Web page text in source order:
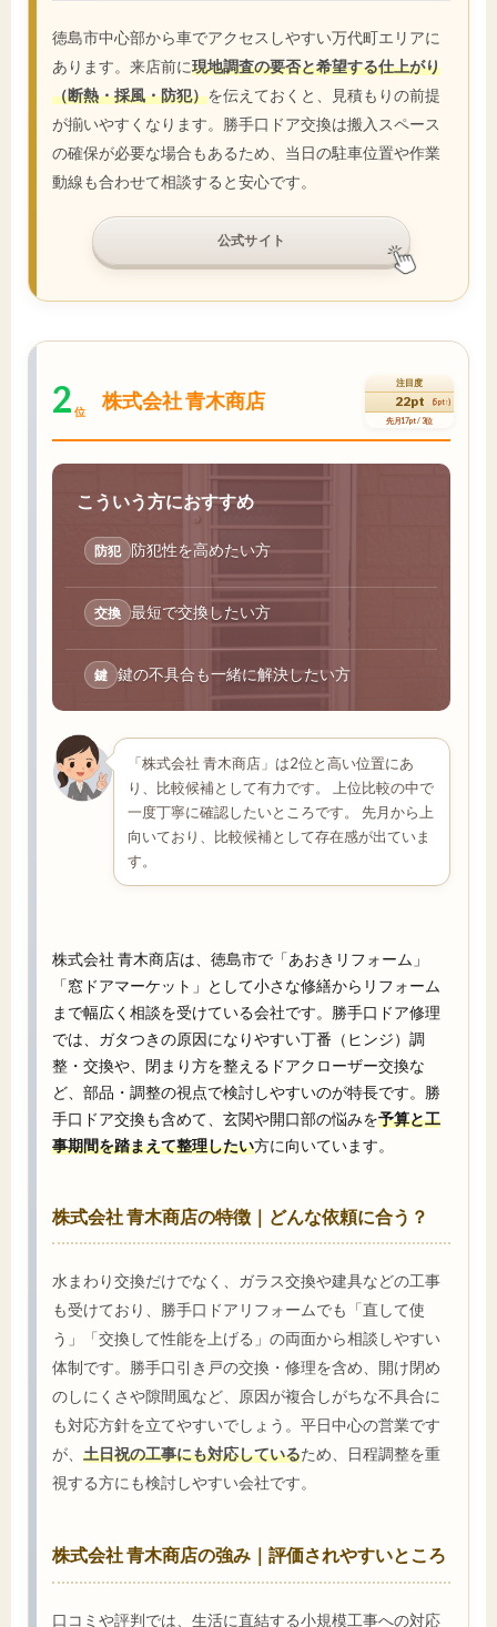
徳島市中心部から車でアクセスしやすい万代町エリアに
あります。来店前に現地調査の要否と希望する仕上がり
（断熱・採風・防犯）を伝えておくと、見積もりの前提
が揃いやすくなります。勝手口ドア交換は搬入スペース
の確保が必要な場合もあるため、当日の駐車位置や作業
動線も合わせて相談すると安心です。
公式サイト
2 位 株式会社 青木商店
注目度
22pt (5pt↑)
先月17pt / 3位
こういう方におすすめ
防犯 防犯性を高めたい方
交換 最短で交換したい方
鍵 鍵の不具合も一緒に解決したい方
「株式会社 青木商店」は2位と高い位置にあ
り、比較候補として有力です。 上位比較の中で
一度丁寧に確認したいところです。 先月から上
向いており、比較候補として存在感が出ていま
す。
株式会社 青木商店は、徳島市で「あおきリフォーム」
「窓ドアマーケット」として小さな修繕からリフォーム
まで幅広く相談を受けている会社です。勝手口ドア修理
では、ガタつきの原因になりやすい丁番（ヒンジ）調
整・交換や、閉まり方を整えるドアクローザー交換な
ど、部品・調整の視点で検討しやすいのが特長です。勝
手口ドア交換も含めて、玄関や開口部の悩みを予算と工
事期間を踏まえて整理したい方に向いています。
株式会社 青木商店の特徴｜どんな依頼に合う？
水まわり交換だけでなく、ガラス交換や建具などの工事
も受けており、勝手口ドアリフォームでも「直して使
う」「交換して性能を上げる」の両面から相談しやすい
体制です。勝手口引き戸の交換・修理を含め、開け閉め
のしにくさや隙間風など、原因が複合しがちな不具合に
も対応方針を立てやすいでしょう。平日中心の営業です
が、 土日祝の工事にも対応しているため、日程調整を重
視する方にも検討しやすい会社です。
株式会社 青木商店の強み｜評価されやすいところ
口コミや評判では、生活に直結する小規模工事への対応